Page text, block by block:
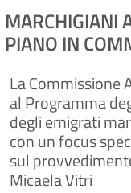
MARCHIGIANI
PIANO IN
La Commissione
al Programma
degli emigrati
con un focus
sul
Micaela Vitri